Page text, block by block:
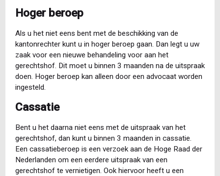
Hoger beroep
Als u het niet eens bent met de beschikking van de
kantonrechter kunt u in hoger beroep gaan. Dan legt u uw
zaak voor een nieuwe behandeling voor aan het
gerechtshof. Dit moet u binnen 3 maanden na de uitspraak
doen. Hoger beroep kan alleen door een advocaat worden
ingesteld.
Cassatie
Bent u het daarna niet eens met de uitspraak van het
gerechtshof, dan kunt u binnen 3 maanden in cassatie.
Een cassatieberoep is een verzoek aan de Hoge Raad der
Nederlanden om een eerdere uitspraak van een
gerechtshof te vernietigen. Ook hiervoor heeft u een